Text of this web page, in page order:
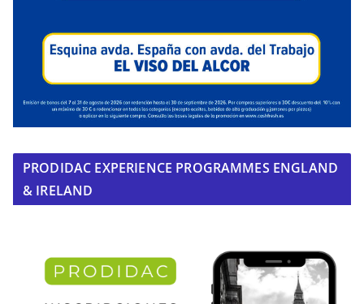
PRODIDAC EXPERIENCE PROGRAMMES ENGLAND
& IRELAND